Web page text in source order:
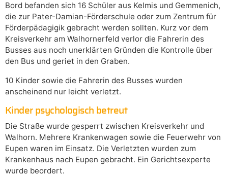
Bord befanden sich 16 Schüler aus Kelmis und Gemmenich,
die zur Pater-Damian-Förderschule oder zum Zentrum für
Förderpädagigik gebracht werden sollten. Kurz vor dem
Kreisverkehr am Walhornerfeld verlor die Fahrerin des
Busses aus noch unerklärten Gründen die Kontrolle über
den Bus und geriet in den Graben.
10 Kinder sowie die Fahrerin des Busses wurden
anscheinend nur leicht verletzt.
Kinder psychologisch betreut
Die Straße wurde gesperrt zwischen Kreisverkehr und
Walhorn. Mehrere Krankenwagen sowie die Feuerwehr von
Eupen waren im Einsatz. Die Verletzten wurden zum
Krankenhaus nach Eupen gebracht. Ein Gerichtsexperte
wurde beordert.